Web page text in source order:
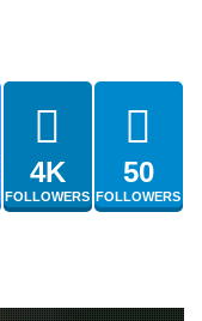
4K
FOLLOWERS
50
FOLLOWERS